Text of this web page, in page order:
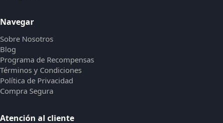
Navegar
Sobre Nosotros
Blog
Programa de Recompensas
Términos y Condiciones
Política de Privacidad
Compra Segura
Atención al cliente